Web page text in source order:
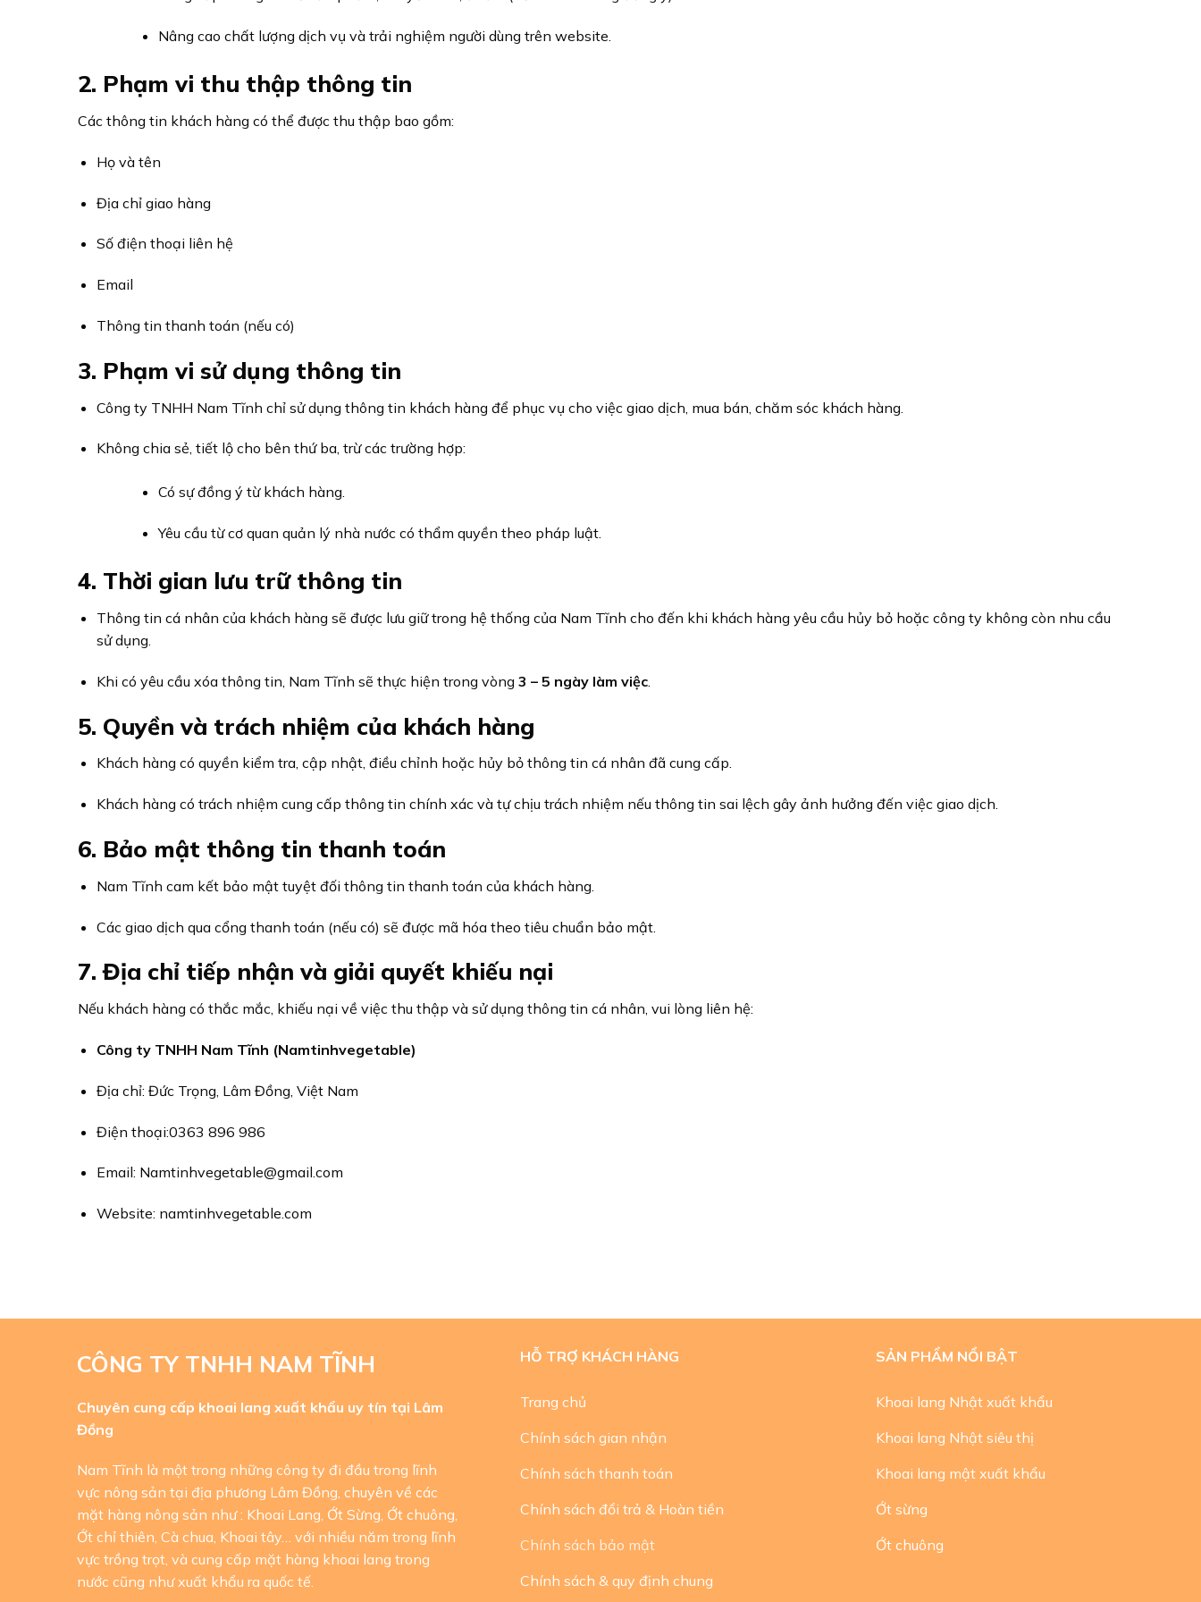
Nâng cao chất lượng dịch vụ và trải nghiệm người dùng trên website.
2. Phạm vi thu thập thông tin
Các thông tin khách hàng có thể được thu thập bao gồm:
Họ và tên
Địa chỉ giao hàng
Số điện thoại liên hệ
Email
Thông tin thanh toán (nếu có)
3. Phạm vi sử dụng thông tin
Công ty TNHH Nam Tĩnh chỉ sử dụng thông tin khách hàng để phục vụ cho việc giao dịch, mua bán, chăm sóc khách hàng.
Không chia sẻ, tiết lộ cho bên thứ ba, trừ các trường hợp:
Có sự đồng ý từ khách hàng.
Yêu cầu từ cơ quan quản lý nhà nước có thẩm quyền theo pháp luật.
4. Thời gian lưu trữ thông tin
Thông tin cá nhân của khách hàng sẽ được lưu giữ trong hệ thống của Nam Tĩnh cho đến khi khách hàng yêu cầu hủy bỏ hoặc công ty không còn nhu cầu
sử dụng.
Khi có yêu cầu xóa thông tin, Nam Tĩnh sẽ thực hiện trong vòng 3 – 5 ngày làm việc.
5. Quyền và trách nhiệm của khách hàng
Khách hàng có quyền kiểm tra, cập nhật, điều chỉnh hoặc hủy bỏ thông tin cá nhân đã cung cấp.
Khách hàng có trách nhiệm cung cấp thông tin chính xác và tự chịu trách nhiệm nếu thông tin sai lệch gây ảnh hưởng đến việc giao dịch.
6. Bảo mật thông tin thanh toán
Nam Tĩnh cam kết bảo mật tuyệt đối thông tin thanh toán của khách hàng.
Các giao dịch qua cổng thanh toán (nếu có) sẽ được mã hóa theo tiêu chuẩn bảo mật.
7. Địa chỉ tiếp nhận và giải quyết khiếu nại
Nếu khách hàng có thắc mắc, khiếu nại về việc thu thập và sử dụng thông tin cá nhân, vui lòng liên hệ:
Công ty TNHH Nam Tĩnh (Namtinhvegetable)
Địa chỉ: Đức Trọng, Lâm Đồng, Việt Nam
Điện thoại:0363 896 986
Email: Namtinhvegetable@gmail.com
Website: namtinhvegetable.com
CÔNG TY TNHH NAM TĨNH
Chuyên cung cấp khoai lang xuất khẩu uy tín tại Lâm
Đồng
Nam Tĩnh là một trong những công ty đi đầu trong lĩnh
vực nông sản tại địa phương Lâm Đồng, chuyên về các
mặt hàng nông sản như : Khoai Lang, Ớt Sừng, Ớt chuông,
Ớt chỉ thiên, Cà chua, Khoai tây… với nhiều năm trong lĩnh
vực trồng trọt, và cung cấp mặt hàng khoai lang trong
nước cũng như xuất khẩu ra quốc tế.
HỖ TRỢ KHÁCH HÀNG
Trang chủ
Chính sách gian nhận
Chính sách thanh toán
Chính sách đổi trả & Hoàn tiền
Chính sách bảo mật
Chính sách & quy định chung
SẢN PHẨM NỔI BẬT
Khoai lang Nhật xuất khẩu
Khoai lang Nhật siêu thị
Khoai lang mật xuất khẩu
Ớt sừng
Ớt chuông